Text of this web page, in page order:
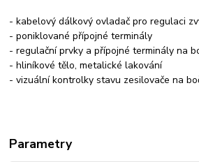
- kabelový dálkový ovladač pro regulaci
- poniklované přípojné terminály
- regulační prvky a přípojné terminály na
- hliníkové tělo, metalické lakování
- vizuální kontrolky stavu zesilovače na
Parametry